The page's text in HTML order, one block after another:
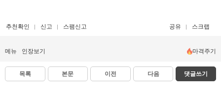
추천확인 신고 스팸신고 공유 스크랩
메뉴 인장보기 마격주기
목록 본문 이전 다음 댓글쓰기